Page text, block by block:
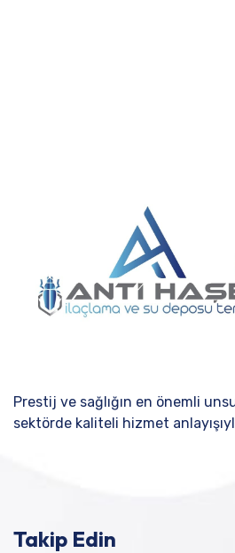
Prestij ve sağlığın en önemli
sektörde kaliteli hizmet
Takip Edin